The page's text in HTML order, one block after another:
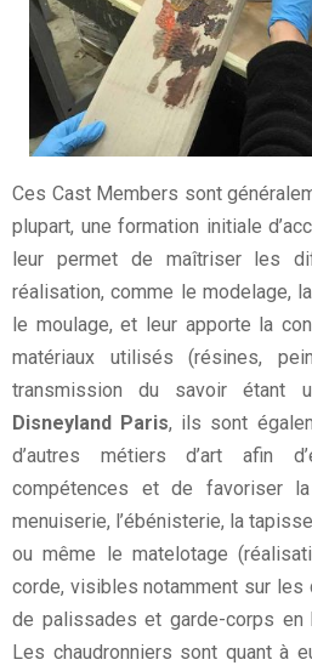
Ces Cast Members sont
plupart, une formation initiale
leur permet de maîtriser les
réalisation, comme le modelage,
le moulage, et leur apporte la
matériaux utilisés (résines,
transmission du savoir étant
Disneyland Paris, ils sont
d’autres métiers d’art afin
compétences et de favoriser
menuiserie, l’ébénisterie, la
ou même le matelotage
corde, visibles notamment sur
de palissades et garde-corps en
Les chaudronniers sont quant à